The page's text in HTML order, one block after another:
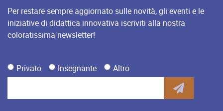
Per restare sempre aggiornato sulle novità, gli eventi e le
iniziative di didattica innovativa iscriviti alla nostra
coloratissima newsletter!
Privato Insegnante Altro